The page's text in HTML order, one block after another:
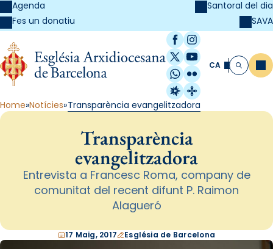
Agenda
Fes un donatiu
Santoral del dia
SAVA
Facebook
Instagram
X / Twitter
YouTube
WhatsApp
Flickr
Radio Estel
Catalunya
CA Cerca
Home Notícies Transparència evangelitzadora
Transparència
evangelitzadora
Entrevista a Francesc Roma, company de
comunitat del recent difunt P. Raimon
Alagueró
17 Maig, 2017 Església de Barcelona